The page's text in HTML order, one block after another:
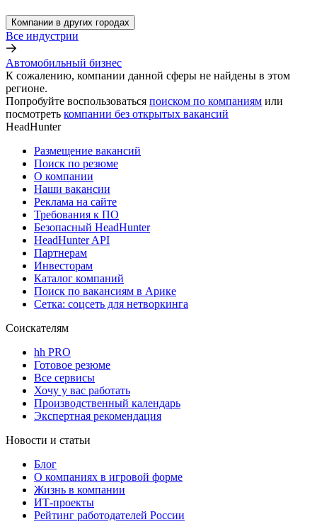
Компании в других городах
Все индустрии
Автомобильный бизнес
К сожалению, компании данной сферы не найдены в этом
регионе.
Попробуйте воспользоваться поиском по компаниям или
посмотреть компании без открытых вакансий
HeadHunter
Размещение вакансий
Поиск по резюме
О компании
Наши вакансии
Реклама на сайте
Требования к ПО
Безопасный HeadHunter
HeadHunter API
Партнерам
Инвесторам
Каталог компаний
Поиск по вакансиям в Арике
Сетка: соцсеть для нетворкинга
Соискателям
hh PRO
Готовое резюме
Все сервисы
Хочу у вас работать
Производственный календарь
Экспертная рекомендация
Новости и статьи
Блог
О компаниях в игровой форме
Жизнь в компании
ИТ-проекты
Рейтинг работодателей России